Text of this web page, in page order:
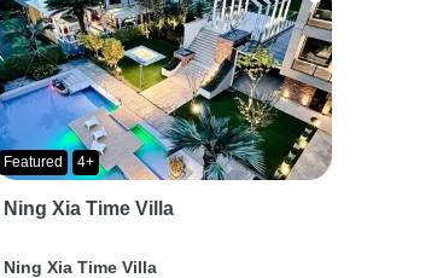
Featured 4+
Ning Xia Time Villa
Ning Xia Time Villa